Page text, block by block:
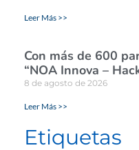
Leer Más >>
Con más de 600
“NOA Innova –
8 de agosto de 2026
Leer Más >>
Etiquetas